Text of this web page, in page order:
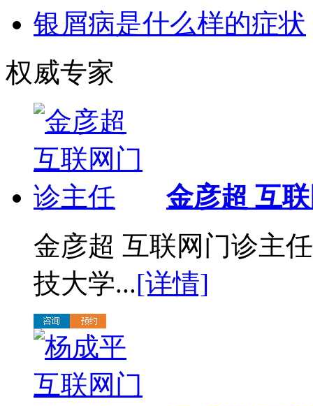
银屑病是什么样的症状
权威专家
金彦超 互
金彦超 互联网门诊主
技大学...[详情]